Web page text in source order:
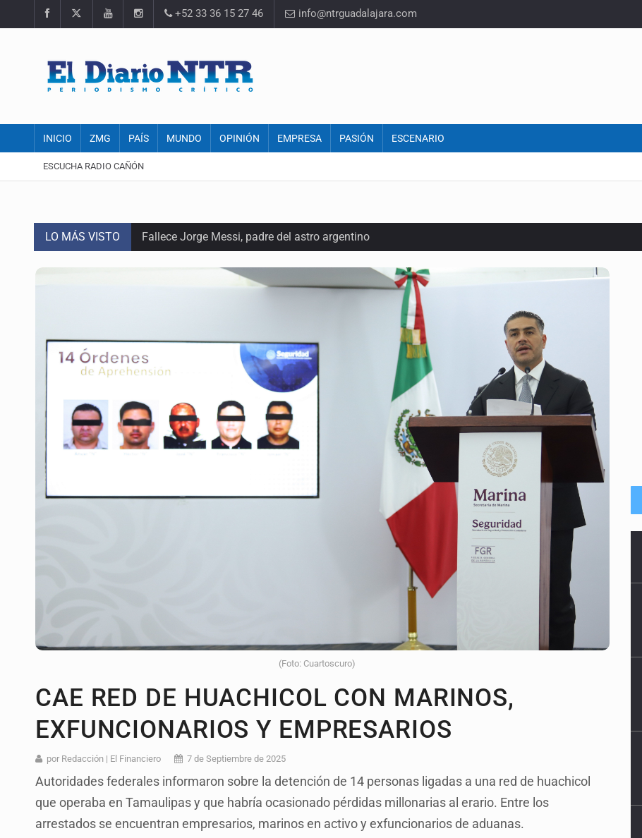
+52 33 36 15 27 46 info@ntrguadalajara.com
INICIO ZMG PAÍS MUNDO OPINIÓN EMPRESA PASIÓN ESCENARIO
ESCUCHA RADIO CAÑÓN
LO MÁS VISTO Fallece Jorge Messi, padre del astro argentino
EU reanudará este sábado inspecciones de aguacate en Michoacán
México vence a Canadá, pasa a la final y obtiene el boleto a los Juegos Olímpicos
Jalisco lidera entre sancionados por EU
Avalan rebaja del Siapa para 203 colonias
Realizan primera boda de personas sordas en Zapopan
Entrega apoyos a afectados por lluvias en Oblatos
Accidentes resaltan en causas de muerte
El Senado de EE.UU. confirma a Todd Blanche, exabogado de Trump, como fiscal general
(Foto: Cuartoscuro)
CAE RED DE HUACHICOL CON MARINOS,
EXFUNCIONARIOS Y EMPRESARIOS
por Redacción | El Financiero 7 de Septiembre de 2025
Autoridades federales informaron sobre la detención de 14 personas ligadas a una red de huachicol
que operaba en Tamaulipas y que habría ocasionado pérdidas millonarias al erario. Entre los
arrestados se encuentran empresarios, marinos en activo y exfuncionarios de aduanas.